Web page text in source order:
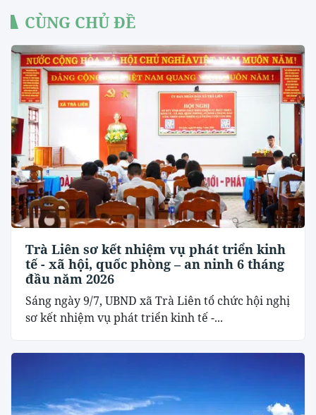
CÙNG CHỦ ĐỀ
Trà Liên sơ kết nhiệm vụ phát triển kinh
tế - xã hội, quốc phòng – an ninh 6 tháng
đầu năm 2026
Sáng ngày 9/7, UBND xã Trà Liên tổ chức hội nghị
sơ kết nhiệm vụ phát triển kinh tế -...